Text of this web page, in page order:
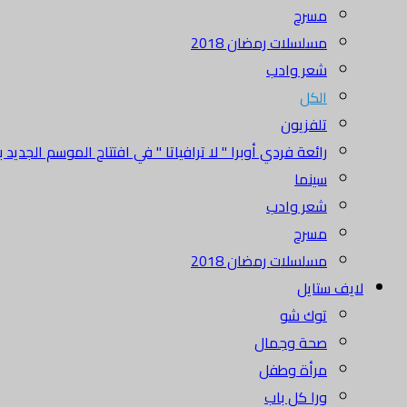
مسرح
مسلسلات رمضان 2018
شعر وادب
الكل
تلفزيون
رائعة فردي أوبرا " لا ترافياتا " في افتتاح الموسم الجديد
سينما
شعر وادب
مسرح
مسلسلات رمضان 2018
لايف ستايل
توك شو
صحة وجمال
مرأة وطفل
ورا كل باب